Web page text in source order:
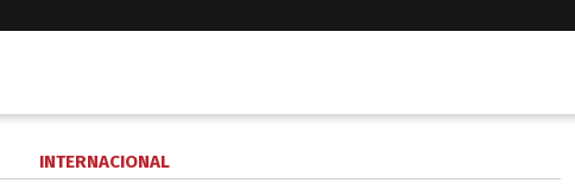
INTERNACIONAL